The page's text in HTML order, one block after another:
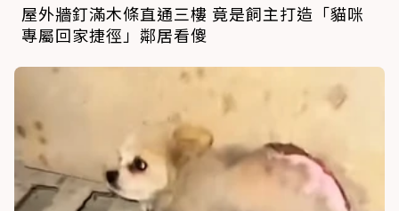
屋外牆釘滿木條直通三樓 竟是飼主打造「貓咪
專屬回家捷徑」鄰居看傻